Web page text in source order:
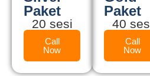
Paket
20 sesi
Call
Now
Paket
40
Call
Now